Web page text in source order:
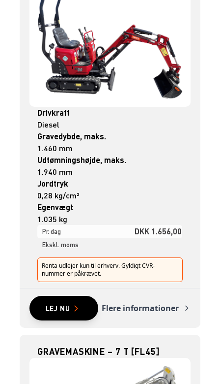
Drivkraft
Diesel
Gravedybde, maks.
1.460 mm
Udtømningshøjde, maks.
1.940 mm
Jordtryk
0,28 kg/cm²
Egenvægt
1.035 kg
Pr. dag DKK 1.656,00
Ekskl. moms
Renta udlejer kun til erhverv. Gyldigt CVR-
nummer er påkrævet.
LEJ NU Flere informationer
GRAVEMASKINE – 7 T [FL45]